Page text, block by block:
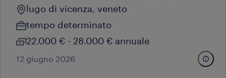
lugo di vicenza, veneto
tempo determinato
22.000 € - 28.000 € annuale
12 giugno 2026